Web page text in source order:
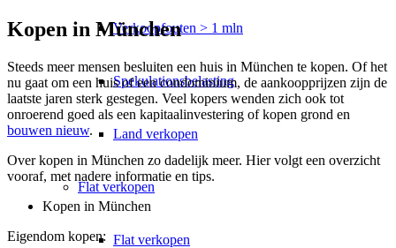
Verkoopfouten > 1 mln
Spekulationsbelasting
Land verkopen
Flat verkopen
Flat verkopen
Kopen in München
Steeds meer mensen besluiten een huis in München te kopen. Of het
nu gaat om een huis of een condominium, de aankoopprijzen zijn de
laatste jaren sterk gestegen. Veel kopers wenden zich ook tot
onroerend goed als een kapitaalinvestering of kopen grond en
bouwen nieuw.
Over kopen in München zo dadelijk meer. Hier volgt een overzicht
vooraf, met nadere informatie en tips.
Kopen in München
Eigendom kopen: